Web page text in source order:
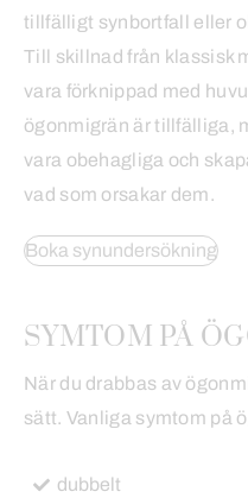
tillfälligt synbortfall eller
Till skillnad från klassisk
vara förknippad med
ögonmigrän är tillfälliga,
vara obehagliga och
vad som orsakar dem.
Boka synundersökning
SYMTOM PÅ
När du drabbas av
sätt. Vanliga symtom på
dubbelt